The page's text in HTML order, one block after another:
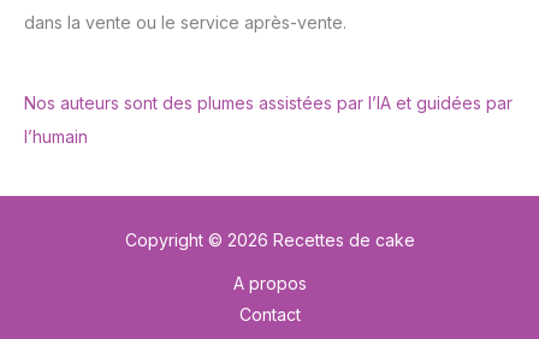
dans la vente ou le service après-vente.
Nos auteurs sont des plumes assistées par l’IA et guidées par
l’humain
Copyright © 2026 Recettes de cake
A propos
Contact